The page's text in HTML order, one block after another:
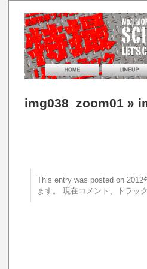
img038_zoom01 »
This entry was posted on
ます。 現在コメント、トラッ